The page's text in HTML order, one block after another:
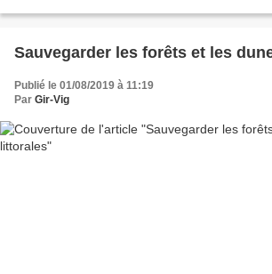
Sauvegarder les forêts et les
Publié le 01/08/2019 à 11:19
Par Gir-Vig